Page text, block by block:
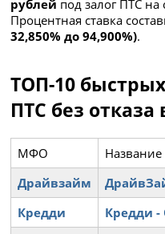
рублей под залог ПТС на
Процентная ставка
32,850% до 94,900%).
ТОП-10
ПТС без
МФО
Название
Драйвзайм
Кредди
Кредди -